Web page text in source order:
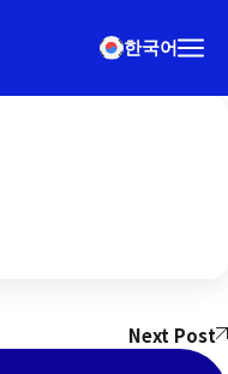
한국어
Next Post